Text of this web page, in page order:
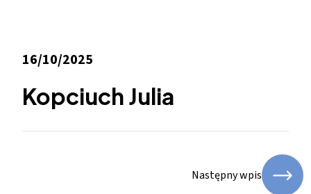
16/10/2025
Kopciuch Julia
Następny wpis